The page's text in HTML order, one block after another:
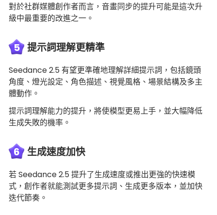
對於社群媒體創作者而言，音畫同步的提升可能是這次升
級中最重要的改進之一。
5 提示詞理解更精準
Seedance 2.5 有望更準確地理解詳細提示詞，包括鏡頭
角度、燈光設定、角色描述、視覺風格、場景結構及多主
體動作。
提示詞理解能力的提升，將使模型更易上手，並大幅降低
生成失敗的機率。
6 生成速度加快
若 Seedance 2.5 提升了生成速度或推出更強的快速模
式，創作者就能測試更多提示詞、生成更多版本，並加快
迭代節奏。